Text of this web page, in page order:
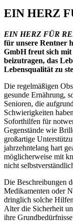
EIN HERZ
EIN HERZ FÜR
für unsere Rentner
GmbH freut sich
beizutragen, das
Lebensqualität zu
Die regelmäßigen
gesunde Ernährung,
Senioren, die
Schwierigkeiten
Soforthilfen für
Gegenstände wie
großartige
jahrzehntelang hart
möglicherweise mit
nicht
Die Beschreibungen
Medikamenten oder
dringlich solche
Alter die Sicherheit
ihre